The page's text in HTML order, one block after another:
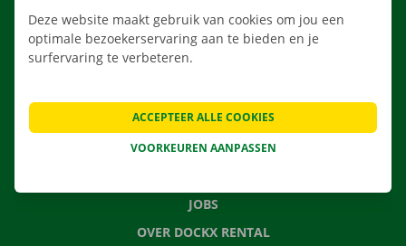
VEELGESTELDE VRAGEN
NIEUWS
JOBS
OVER DOCKX RENTAL
Deze website maakt gebruik van cookies om jou een
optimale bezoekerservaring aan te bieden en je
surfervaring te verbeteren.
VOORKEUREN AANPASSEN
ACCEPTEER ALLE COOKIES